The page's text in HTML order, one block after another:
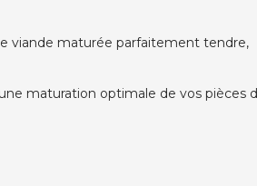
viande maturée parfaitement tendre,
maturation optimale de vos pièces